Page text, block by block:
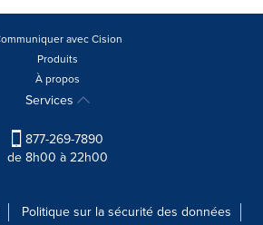
avec Cision
Produits
À propos
Services
877-269-7890
de 8h00 à 22h00
Politique sur la sécurité des données